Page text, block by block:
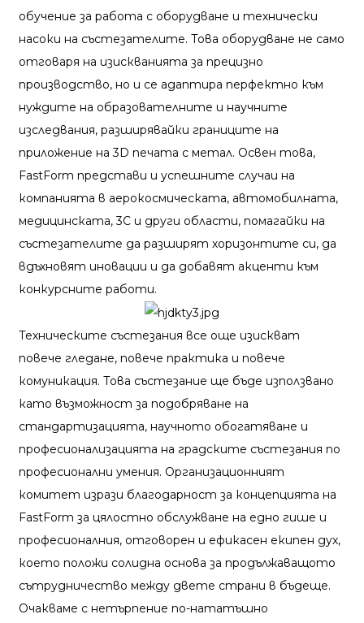
обучение за работа с оборудване и технически
насоки на състезателите. Това оборудване не само
отговаря на изискванията за прецизно
производство, но и се адаптира перфектно към
нуждите на образователните и научните
изследвания, разширявайки границите на
приложение на 3D печата с метал. Освен това,
FastForm представи и успешните случаи на
компанията в аерокосмическата, автомобилната,
медицинската, 3C и други области, помагайки на
състезателите да разширят хоризонтите си, да
вдъхновят иновации и да добавят акценти към
конкурсните работи.
Техническите състезания все още изискват
повече гледане, повече практика и повече
комуникация. Това състезание ще бъде използвано
като възможност за подобряване на
стандартизацията, научното обогатяване и
професионализацията на градските състезания по
професионални умения. Организационният
комитет изрази благодарност за концепцията на
FastForm за цялостно обслужване на едно гише и
професионалния, отговорен и ефикасен екипен дух,
което положи солидна основа за продължаващото
сътрудничество между двете страни в бъдеще.
Очакваме с нетърпение по-нататъшно